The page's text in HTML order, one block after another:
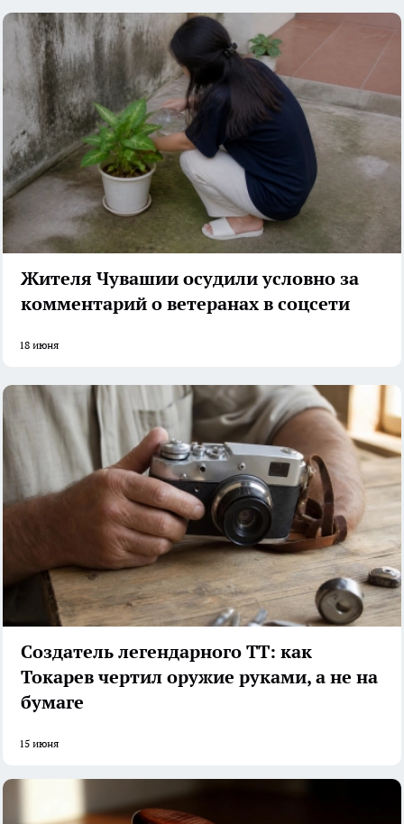
Жителя Чувашии осудили условно за
комментарий о ветеранах в соцсети
18 июня
Создатель легендарного ТТ: как
Токарев чертил оружие руками, а не на
бумаге
15 июня